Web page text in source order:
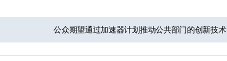
公众期望通过加速器计划推动公共部门的创新技术